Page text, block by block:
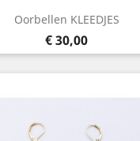
Oorbellen KLEEDJES
Prijs
€ 30,00